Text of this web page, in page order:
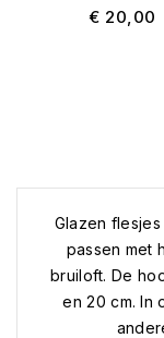
€ 20,00
Glazen
passen met
bruiloft. De
en 20 cm. In